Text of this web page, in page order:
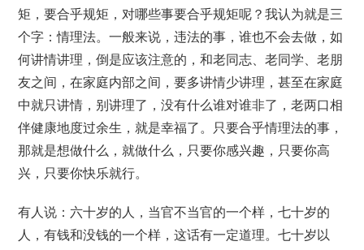
矩，要合乎规矩，对哪些事要合乎规矩呢？我认为就是三
个字：情理法。一般来说，违法的事，谁也不会去做，如
何讲情讲理，倒是应该注意的，和老同志、老同学、老朋
友之间，在家庭内部之间，要多讲情少讲理，甚至在家庭
中就只讲情，别讲理了，没有什么谁对谁非了，老两口相
伴健康地度过余生，就是幸福了。只要合乎情理法的事，
那就是想做什么，就做什么，只要你感兴趣，只要你高
兴，只要你快乐就行。
有人说：六十岁的人，当官不当官的一个样，七十岁的
人，有钱和没钱的一个样，这话有一定道理。七十岁以